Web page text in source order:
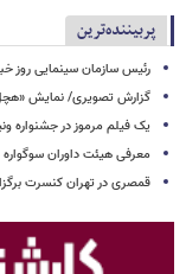
پربیننده‌ترین
رئیس سازمان سینمایی روز
گزارش تصویری/ نمایش
یک فیلم مرموز در جشنواره
معرفی هیئت داوران
قمصری در تهران کنسرت